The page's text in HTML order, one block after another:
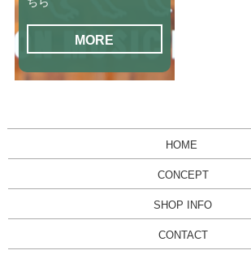
MORE
HOME
CONCEPT
SHOP INFO
CONTACT